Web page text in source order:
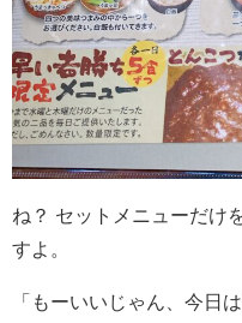
ね？ セットメニューだけ
すよ。
「もーいいじゃん、今日